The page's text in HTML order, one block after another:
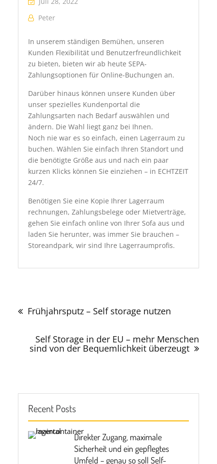
Peter
In unserem ständigen Bemühen, unseren
Kunden Flexibilität und Benutzerfreundlichkeit
zu bieten, bieten wir ab heute SEPA-
Zahlungsoptionen für Online-Buchungen an.
Darüber hinaus können unsere Kunden über
unser spezielles Kundenportal die
Zahlungsarten nach Bedarf auswählen und
ändern. Die Wahl liegt ganz bei Ihnen.
Noch nie war es so einfach, einen Lagerraum zu
buchen. Wählen Sie einfach Ihren Standort und
die benötigte Größe aus und nach ein paar
kurzen Klicks können Sie einziehen – in ECHTZEIT
24/7.
Benötigen Sie eine Kopie Ihrer Lagerraum
rechnungen, Zahlungsbelege oder Mietverträge,
gehen Sie einfach online von Ihrer Sofa aus und
laden Sie herunter, was immer Sie brauchen –
Storeandpark, wir sind Ihre Lagerraumprofis.
Frühjahrsputz – Self storage nutzen
Self Storage in der EU – mehr Menschen
sind von der Bequemlichkeit überzeugt
Recent Posts
Direkter Zugang, maximale
Sicherheit und ein gepflegtes
Umfeld – genau so soll Self-